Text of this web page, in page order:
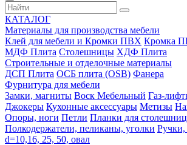
КАТАЛОГ
Материалы для производства мебели
Клей для мебели и Кромки ПВХ Кромка
МДФ Плита Столешницы ХДФ Плита
Строительные и отделочные материалы
ДСП Плита ОСБ плита (OSB) Фанера
Фурнитура для мебели
3амки, магниты Воск Мебельный Газ-
Джокеры Кухонные аксессуары Метизы
Опоры, ноги Петли Планки для столешниц
Полкодержатели, пеликаны, уголки
d=10,16, 25, 50, овал